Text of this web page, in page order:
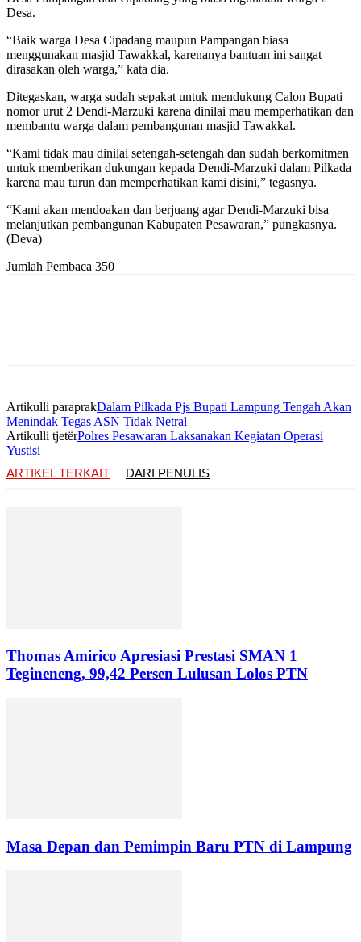
Desa.
“Baik warga Desa Cipadang maupun Pampangan biasa
menggunakan masjid Tawakkal, karenanya bantuan ini sangat
dirasakan oleh warga,” kata dia.
Ditegaskan, warga sudah sepakat untuk mendukung Calon Bupati
nomor urut 2 Dendi-Marzuki karena dinilai mau memperhatikan dan
membantu warga dalam pembangunan masjid Tawakkal.
“Kami tidak mau dinilai setengah-setengah dan sudah berkomitmen
untuk memberikan dukungan kepada Dendi-Marzuki dalam Pilkada
karena mau turun dan memperhatikan kami disini,” tegasnya.
“Kami akan mendoakan dan berjuang agar Dendi-Marzuki bisa
melanjutkan pembangunan Kabupaten Pesawaran,” pungkasnya.
(Deva)
Jumlah Pembaca 350
Artikulli paraprakDalam Pilkada Pjs Bupati Lampung Tengah Akan
Menindak Tegas ASN Tidak Netral
Artikulli tjetërPolres Pesawaran Laksanakan Kegiatan Operasi
Yustisi
ARTIKEL TERKAIT
DARI PENULIS
Thomas Amirico Apresiasi Prestasi SMAN 1
Tegineneng, 99,42 Persen Lulusan Lolos PTN
Masa Depan dan Pemimpin Baru PTN di Lampung